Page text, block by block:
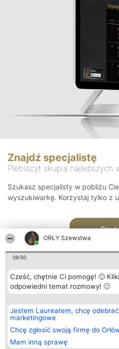
ORŁY Szewstwa
09:50
Cześć, chętnie Ci pomogę! 🙂
odpowiedni temat rozmowy! 🙂
Jestem Laureatem, chcę odebrać
marketingowe
Chcę zgłosić swoją firmę do
Mam inną sprawę
Znajdź specjalistę
Plebiscyt skupia najlepszych
Szukasz specjalisty w pobliżu
wyszukiwarkę. Korzystaj tylko z
Organizator plebiscytu
Bright Side Solutions sp. z o.
o. sp. k.
ul. Ruska 22
Wrocław 50-079
KRS 0000749100 | Regon
Laureaci
wszystkich
Laureatów